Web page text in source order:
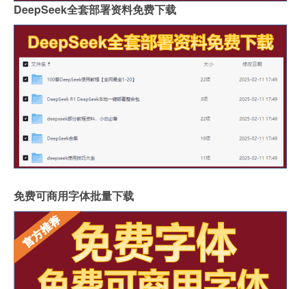
DeepSeek全套部署资料免费下载
免费可商用字体批量下载